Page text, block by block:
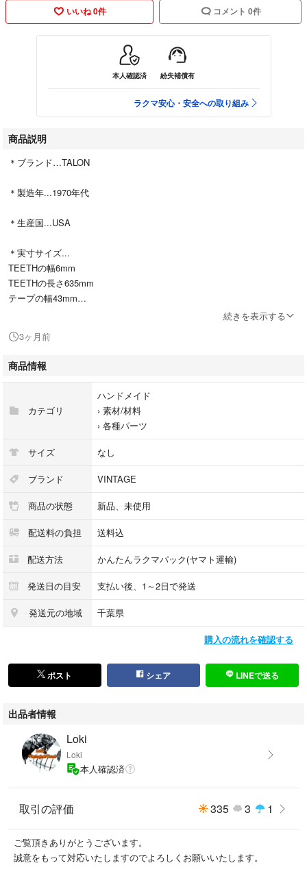
いいね 0件 コメント 0件
本人確認済 紛失補償有
ラクマ安心・安全への取り組み
商品説明
＊ブランド…TALON
＊製造年...1970年代
＊生産国...USA
＊実寸サイズ...
TEETHの幅6mm
TEETHの長さ635mm
テープの幅43mm
＊コンディション...デッドストック
テープのカラーはブラウンです。
ジッパーのムシはゴールドブラスです。
オープンジッパーです。
1970年代のヴィンテージ品です。
オープンジッパーですのでジャケットやパーカーなどのジャケットやコー
ト類の修理に使える長さです。
もちろんこのままコレクションとしても良いと思います。
デッドストックの状態ですので使用にも問題ありません。
ご不明な点やご質問等ございましたらお気軽にお問い合わせください。
続きを表示する
3ヶ月前
商品情報
カテゴリ
ハンドメイド
› 素材/材料
› 各種パーツ
サイズ なし
ブランド VINTAGE
商品の状態 新品、未使用
配送料の負担 送料込
配送方法 かんたんラクマパック(ヤマト運輸)
発送日の目安 支払い後、1～2日で発送
発送元の地域 千葉県
購入の流れを確認する
ポスト シェア LINEで送る
出品者情報
Loki
Loki
本人確認済
取引の評価 335 3 1
ご覧頂きありがとうございます。
誠意をもって対応いたしますのでよろしくお願いいたします。